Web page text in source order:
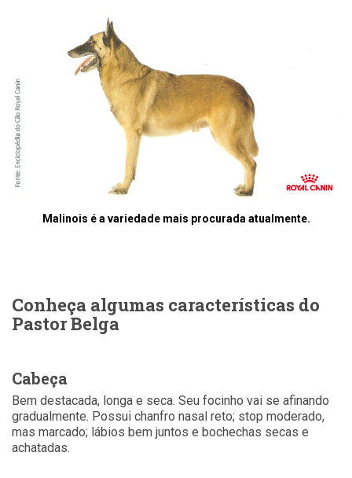
Malinois é a variedade mais procurada atualmente.
Conheça algumas características do
Pastor Belga
Cabeça
Bem destacada, longa e seca. Seu focinho vai se afinando
gradualmente. Possui chanfro nasal reto; stop moderado,
mas marcado; lábios bem juntos e bochechas secas e
achatadas.